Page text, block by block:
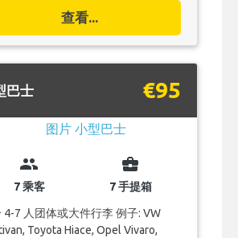
查看...
巴士 €95
group
7 乘客
business_center
7 手提箱
4-7 人团体或大件行李 例子: VW
Toyota Hiace, Opel Vivaro,